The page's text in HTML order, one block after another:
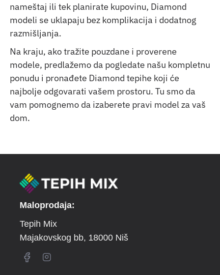
nameštaj ili tek planirate kupovinu, Diamond
modeli se uklapaju bez komplikacija i dodatnog
razmišljanja.
Na kraju, ako tražite pouzdane i proverene
modele, predlažemo da pogledate našu kompletnu
ponudu i pronađete Diamond tepihe koji će
najbolje odgovarati vašem prostoru. Tu smo da
vam pomognemo da izaberete pravi model za vaš
dom.
Maloprodaja:
Tepih Mix
Majakovskog bb, 18000 Niš